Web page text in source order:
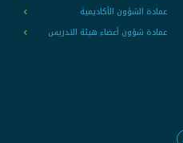
عمادة الشؤون الأكاديمية
عمادة شؤون أعضاء هيئة التدريس